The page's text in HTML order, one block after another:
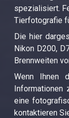
spezialisiert.
Tierfotografie
Die hier
Nikon D200,
Brennweiten
Wenn Ihnen
Informationen
eine
kontaktieren